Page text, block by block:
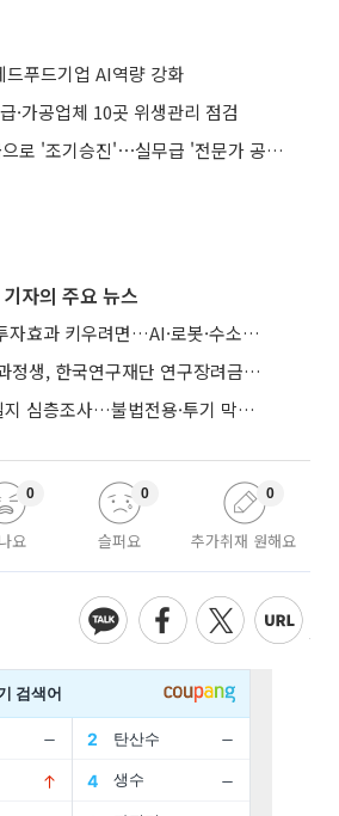
드푸드기업 AI역량 강화
·가공업체 10곳 위생관리 점검
성과 뛰어난 6급 5급으로 '조기승진'⋯실무급 '전문가 공무원'도 양성
자의 주요 뉴스
현대차 새만금 9조 투자효과 키우려면…AI·로봇·수소 공공기관 집적화 시급
전북대 이건희 박사과정생, 한국연구재단 연구장려금 선정
전주시, 농지 8582필지 심층조사…불법전용·투기 막는다
요
0
슬퍼요
0
추가취재 원해요
0